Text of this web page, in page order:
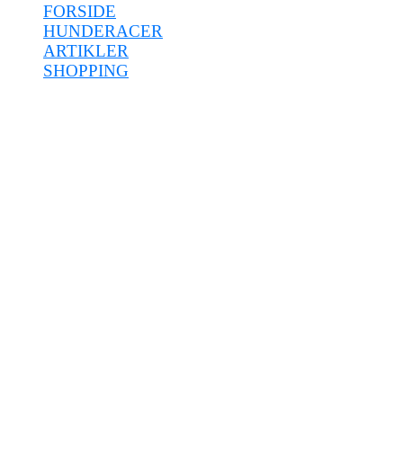
FORSIDE
HUNDERACER
ARTIKLER
SHOPPING